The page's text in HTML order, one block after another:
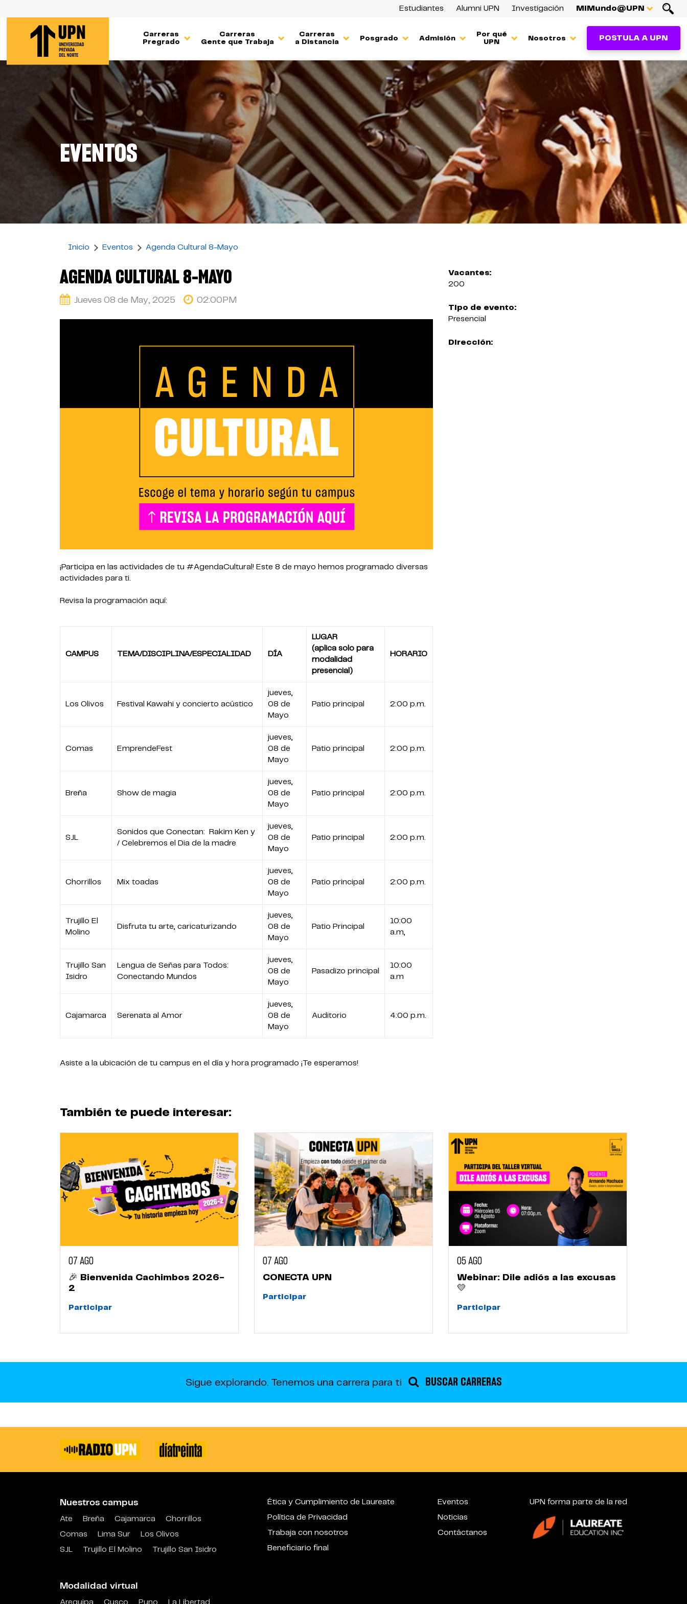
contenido
principal
Estudiantes Alumni UPN Investigación MiMundo@UPN
Carreras
Pregrado
Carreras
Gente que Trabaja
Carreras
a Distancia
Posgrado Admisión
Por qué
UPN
Nosotros POSTULA A UPN
EVENTOS
Inicio Eventos Agenda Cultural 8-Mayo
AGENDA CULTURAL 8-MAYO
Jueves 08 de May, 2025 02:00PM
¡Participa en las actividades de tu #AgendaCultural! Este 8 de mayo hemos programado diversas
actividades para ti.
Revisa la programación aquí:
CAMPUS TEMA/DISCIPLINA/ESPECIALIDAD DÍA
LUGAR
(aplica solo para
modalidad
presencial)
HORARIO
Los Olivos Festival Kawahi y concierto acústico
jueves,
08 de
Mayo
Patio principal 2:00 p.m.
Comas EmprendeFest
jueves,
08 de
Mayo
Patio principal 2:00 p.m.
Breña Show de magia
jueves,
08 de
Mayo
Patio principal 2:00 p.m.
SJL
Sonidos que Conectan: Rakim Ken y
/ Celebremos el Dia de la madre
jueves,
08 de
Mayo
Patio principal 2:00 p.m.
Chorrillos Mix toadas
jueves,
08 de
Mayo
Patio principal 2:00 p.m.
Trujillo El
Molino
Disfruta tu arte, caricaturizando
jueves,
08 de
Mayo
Patio Principal
10:00
a.m,
Trujillo San
Isidro
Lengua de Señas para Todos:
Conectando Mundos
jueves,
08 de
Mayo
Pasadizo principal
10:00
a.m
Cajamarca Serenata al Amor
jueves,
08 de
Mayo
Auditorio 4:00 p.m.
Asiste a la ubicación de tu campus en el día y hora programado ¡Te esperamos!
Vacantes:
200
Tipo de evento:
Presencial
Dirección:
También te puede interesar:
07 AGO
🎉 Bienvenida Cachimbos 2026-
2
Participar
07 AGO
CONECTA UPN
Participar
05 AGO
Webinar: Dile adiós a las excusas
💛
Participar
Sigue explorando. Tenemos una carrera para ti BUSCAR CARRERAS
Nuestros campus
Ate Breña Cajamarca
Chorrillos
Comas
Lima Sur
Los Olivos
SJL
Trujillo El Molino Trujillo San Isidro
Modalidad virtual
Arequipa Cusco Puno La Libertad
Ética y Cumplimiento de Laureate
Política de Privacidad
Trabaja con nosotros
Beneficiario final
Eventos
Noticias
Contáctanos
UPN forma parte de la red